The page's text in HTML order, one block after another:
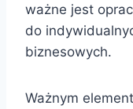
ważne jest
do
biznesowych.
Ważnym